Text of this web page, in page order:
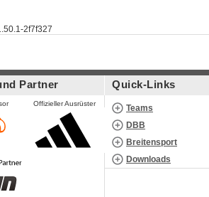
2f7f327
Partner
Offizieller Ausrüster
Quick-Links
Teams
DBB
Breitensport
Downloads